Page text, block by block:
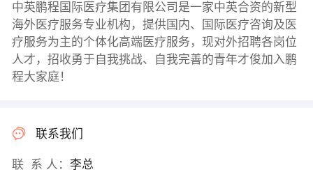
中英鹏程国际医疗集团有限公司是一家中英合资的新型
海外医疗服务专业机构，提供国内、国际医疗咨询及医
疗服务为主的个体化高端医疗服务，现对外招聘各岗位
人才，招收勇于自我挑战、自我完善的青年才俊加入鹏
程大家庭！
联系我们
联 系 人： 李总